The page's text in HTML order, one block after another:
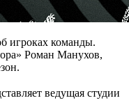
игроках команды.
Роман Манухов,
ведущая студии